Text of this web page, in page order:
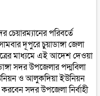
চেয়ারম্যানের পরিবর্তে
দূপুরে চুয়াডাঙ্গা জেলা
মাধ্যমে এই আদেশ দেওয়া
সদর উপজেলার পদ্মবিলা
ও আলুকদিয়া ইউনিয়ন
সদর উপজেলা নির্বাহী